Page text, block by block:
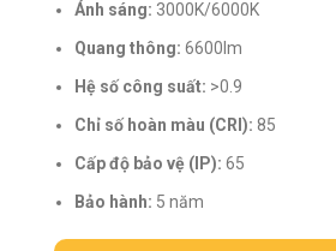
Ánh sáng: 3000K/6000K
Quang thông: 6600lm
Hệ số công suất: >0.9
Chỉ số hoàn màu (CRI): 85
Cấp độ bảo vệ (IP): 65
Bảo hành: 5 năm